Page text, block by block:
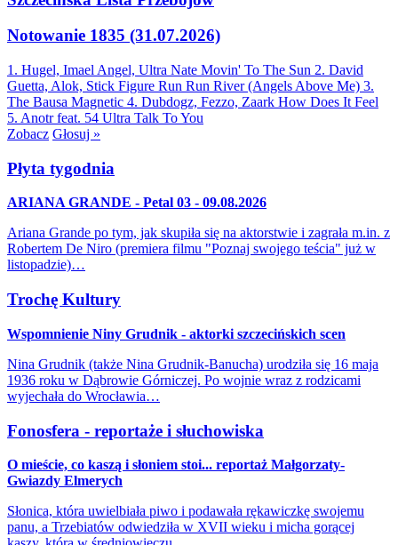
Notowanie 1835 (31.07.2026)
1. Hugel, Imael Angel, Ultra Nate Movin' To The Sun 2. David
Guetta, Alok, Stick Figure Run Run River (Angels Above Me) 3.
The Bausa Magnetic 4. Dubdogz, Fezzo, Zaark How Does It Feel
5. Anotr feat. 54 Ultra Talk To You
Zobacz Głosuj »
Płyta tygodnia
ARIANA GRANDE - Petal 03 - 09.08.2026
Ariana Grande po tym, jak skupiła się na aktorstwie i zagrała m.in. z
Robertem De Niro (premiera filmu "Poznaj swojego teścia" już w
listopadzie)…
Trochę Kultury
Wspomnienie Niny Grudnik - aktorki szczecińskich scen
Nina Grudnik (także Nina Grudnik-Banucha) urodziła się 16 maja
1936 roku w Dąbrowie Górniczej. Po wojnie wraz z rodzicami
wyjechała do Wrocławia…
Fonosfera - reportaże i słuchowiska
O mieście, co kaszą i słoniem stoi... reportaż Małgorzaty-
Gwiazdy Elmerych
Słonica, która uwielbiała piwo i podawała rękawiczkę swojemu
panu, a Trzebiatów odwiedziła w XVII wieku i micha gorącej